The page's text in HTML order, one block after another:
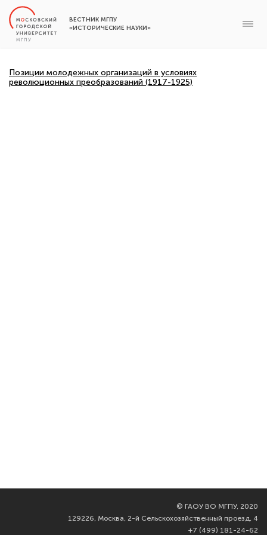
ВЕСТНИК МГПУ
«ИСТОРИЧЕСКИЕ НАУКИ»
Позиции молодежных организаций в условиях
революционных преобразований (1917-1925)
© ГАОУ ВО МГПУ, 2020
129226, Москва, 2-й Сельскохозяйственный проезд, 4
+7 (499) 181-24-62